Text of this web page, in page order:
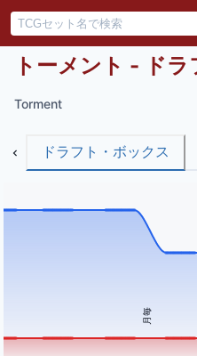
トーメント - ド
Torment
ドラフト・ボックス
月毎